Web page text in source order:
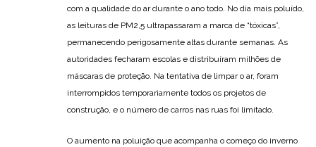
com a qualidade do ar durante o ano todo. No dia mais poluído,
as leituras de PM2,5 ultrapassaram a marca de “tóxicas”,
permanecendo perigosamente altas durante semanas. As
autoridades fecharam escolas e distribuíram milhões de
máscaras de proteção. Na tentativa de limpar o ar, foram
interrompidos temporariamente todos os projetos de
construção, e o número de carros nas ruas foi limitado.
O aumento na poluição que acompanha o começo do inverno